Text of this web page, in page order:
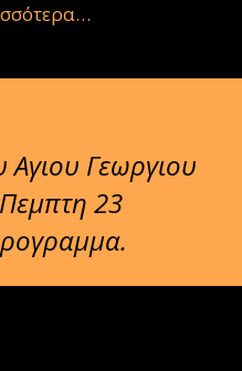
Γεωργιου
23